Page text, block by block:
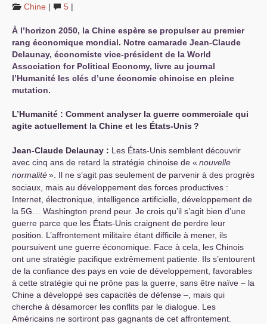
Chine | 5 |
À l’horizon 2050, la Chine espère se propulser au premier
rang économique mondial. Notre camarade Jean-Claude
Delaunay, économiste vice-président de la World
Association for Political Economy, livre au journal
l’Humanité les clés d’une économie chinoise en pleine
mutation.
L’Humanité : Comment analyser la guerre commerciale qui
agite actuellement la Chine et les États-Unis?
Jean-Claude Delaunay : Les États-Unis semblent découvrir
avec cinq ans de retard la stratégie chinoise de « nouvelle
normalité». Il ne s’agit pas seulement de parvenir à des progrès
sociaux, mais au développement des forces productives :
Internet, électronique, intelligence artificielle, développement de
la 5G… Washington prend peur. Je crois qu’il s’agit bien d’une
guerre parce que les États-Unis craignent de perdre leur
position. L’affrontement militaire étant difficile à mener, ils
poursuivent une guerre économique. Face à cela, les Chinois
ont une stratégie pacifique extrêmement patiente. Ils s’entourent
de la confiance des pays en voie de développement, favorables
à cette stratégie qui ne prône pas la guerre, sans être naïve – la
Chine a développé ses capacités de défense –, mais qui
cherche à désamorcer les conflits par le dialogue. Les
Américains ne sortiront pas gagnants de cet affrontement.